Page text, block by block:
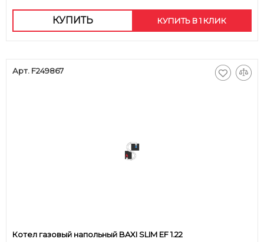
КУПИТЬ КУПИТЬ В 1 КЛИК
Арт. F249867
Котел газовый напольный BAXI SLIM EF 1.22